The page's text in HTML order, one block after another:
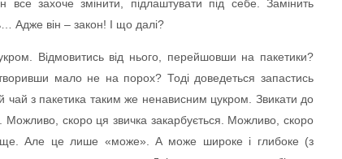
захоче змінити, підлаштувати під себе. Замінить
Адже він – закон! І що далі?
Відмовитись від нього, перейшовши на пакетики?
мало не на порох? Тоді доведеться запастись
чай з пакетика таким же ненависним цукром. Звикати до
Можливо, скоро ця звичка закарбується. Можливо, скоро
ще. Але це лише «може». А може широке і глибоке (з